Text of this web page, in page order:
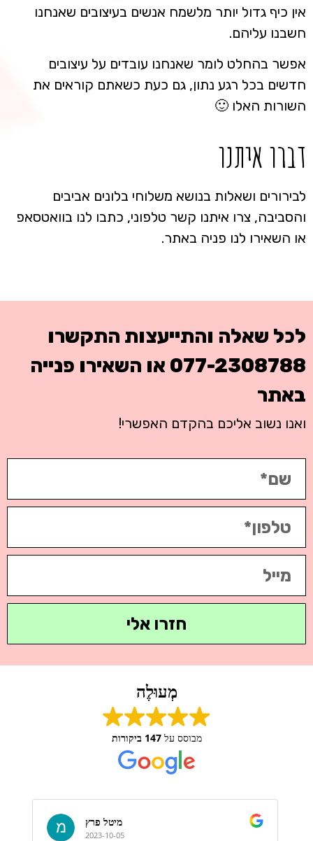
אין כיף גדול יותר מלשמח אנשים בעיצובים שאנחנו
חשבנו עליהם.
אפשר בהחלט לומר שאנחנו עובדים על עיצובים
חדשים בכל רגע נתון, גם כעת כשאתם קוראים את
השורות האלו 🙂
דברו איתנו
לבירורים ושאלות בנושא משלוחי בלונים אביבים
והסביבה, צרו איתנו קשר טלפוני, כתבו לנו בוואטסאפ
או השאירו לנו פניה באתר.
לכל שאלה והתייעצות התקשרו
077-2308788 או השאירו פנייה
באתר
ואנו נשוב אליכם בהקדם האפשרי!
חזרו אלי
מְעוּלֶה
מבוסס על147 ביקורות
דניאל אזולאי
2023-09-13